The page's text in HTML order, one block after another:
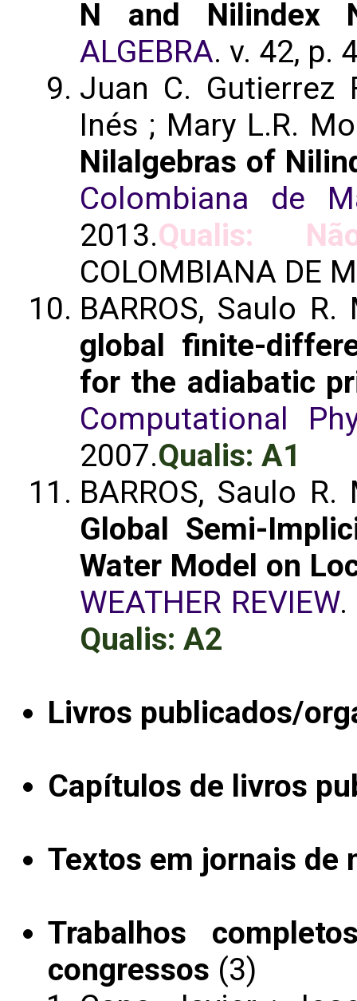
N and Nilindex
ALGEBRA. v. 42, p.
Juan C. Gutierrez
Inés ; Mary L.R.
Nilalgebras of
Colombiana de
2013.Qualis:
COLOMBIANA DE
BARROS, Saulo
global finite-
for the adiabatic
Computational
2007.Qualis: A1
BARROS, Saulo
Global Semi-
Water Model on
WEATHER REVIEW.
Qualis: A2
Livros publicados/
Capítulos de livros
Textos em jornais
Trabalhos
congressos (3)